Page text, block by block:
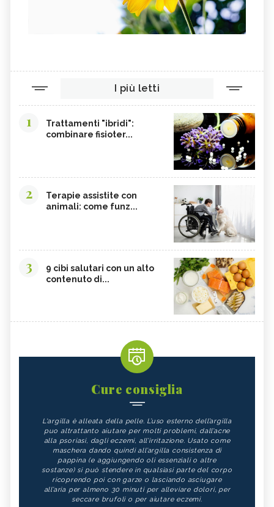
I più letti
1
Trattamenti "ibridi":
combinare fisioter...
2
Terapie assistite con
animali: come funz...
3
9 cibi salutari con un alto
contenuto di...
Cure consiglia
L'argilla è alleata della pelle. L’uso esterno dell’argilla
puo altrattanto aiutare per molti problemi, dall’acne
alla psoriasi, dagli eczemi, all’irritazione. Usato come
maschera dando quindi all’argilla consistenza di
pappina (e aggiungendo oli essenziali o altre
sostanze) si può stendere in qualsiasi parte del corpo
ricoprendo poi con garze o lasciando asciugare
all’aria per almeno 30 minuti per alleviare dolori, per
seccare brufoli o per aiutare eczemi.